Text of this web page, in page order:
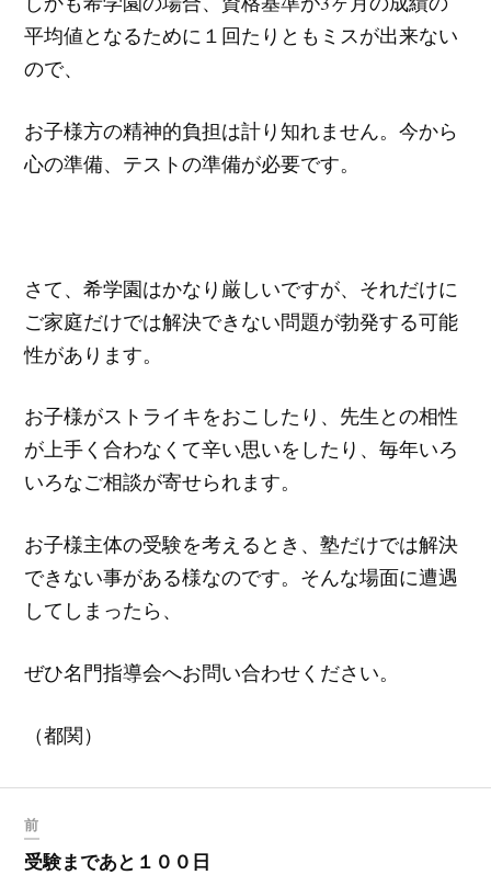
平均値となるために１回たりともミスが出来ない
ので、
お子様方の精神的負担は計り知れません。今から
心の準備、テストの準備が必要です。
さて、希学園はかなり厳しいですが、それだけに
ご家庭だけでは解決できない問題が勃発する可能
性があります。
お子様がストライキをおこしたり、先生との相性
が上手く合わなくて辛い思いをしたり、毎年いろ
いろなご相談が寄せられます。
お子様主体の受験を考えるとき、塾だけでは解決
できない事がある様なのです。そんな場面に遭遇
してしまったら、
ぜひ名門指導会へお問い合わせください。
（都関）
前
受験まであと１００日